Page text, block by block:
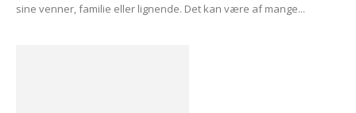
sine venner, familie eller lignende. Det kan være af mange...